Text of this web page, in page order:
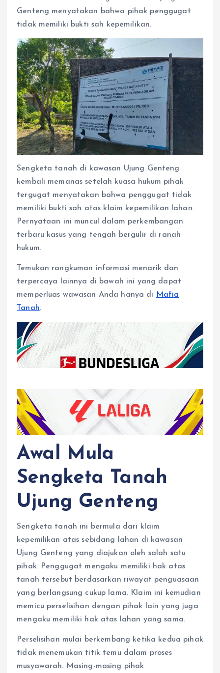
e
o
o
k
A
p
p
e
r
a
m
n
g
e
r
r
Genteng menyatakan bahwa pihak penggugat
tidak memiliki bukti sah kepemilikan.
Sengketa tanah di kawasan Ujung Genteng
kembali memanas setelah kuasa hukum pihak
tergugat menyatakan bahwa penggugat tidak
memiliki bukti sah atas klaim kepemilikan lahan.
Pernyataan ini muncul dalam perkembangan
terbaru kasus yang tengah bergulir di ranah
hukum.
Temukan rangkuman informasi menarik dan
terpercaya lainnya di bawah ini yang dapat
memperluas wawasan Anda hanya di
Mafia
Tanah.
Awal Mula
Sengketa Tanah
Ujung Genteng
Sengketa tanah ini bermula dari klaim
kepemilikan atas sebidang lahan di kawasan
Ujung Genteng yang diajukan oleh salah satu
pihak. Penggugat mengaku memiliki hak atas
tanah tersebut berdasarkan riwayat penguasaan
yang berlangsung cukup lama. Klaim ini kemudian
memicu perselisihan dengan pihak lain yang juga
mengaku memiliki hak atas lahan yang sama.
Perselisihan mulai berkembang ketika kedua pihak
tidak menemukan titik temu dalam proses
musyawarah. Masing-masing pihak